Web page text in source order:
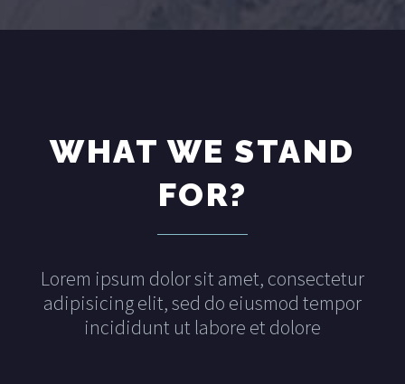
WHAT WE STAND
FOR?
Lorem ipsum dolor sit amet, consectetur
adipisicing elit, sed do eiusmod tempor
incididunt ut labore et dolore